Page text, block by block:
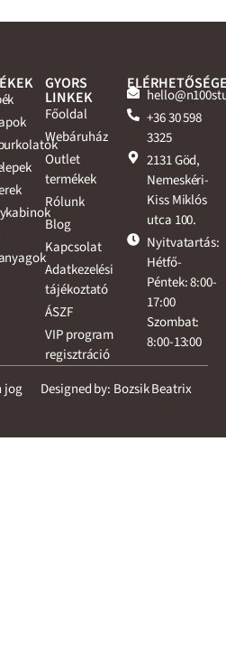
GYORS
LINKEK
Főoldal
Webáruház
Outlet
termékek
Rólunk
Blog
Kapcsolat
Adatkezelési
tájékoztató
ÁSZF
VIP program
regisztráció
+36 30 598
3325
2131 Göd,
Nemeskéri-
Kiss Miklós
utca 100.
Nyitvatartás:
Hétfő-
Péntek: 8:00-
17:00
Szombat:
8:00-13:00
jog
Designed by: Bozsik Beatrix